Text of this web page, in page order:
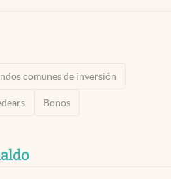
comunes de inversión
Bonos